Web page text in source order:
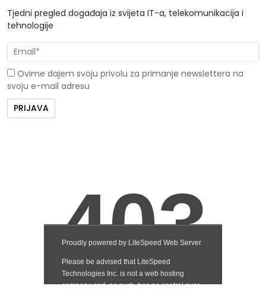
Tjedni pregled događaja iz svijeta IT-a, telekomunikacija i
tehnologije
Ovime dajem svoju privolu za primanje newslettera na
svoju e-mail adresu